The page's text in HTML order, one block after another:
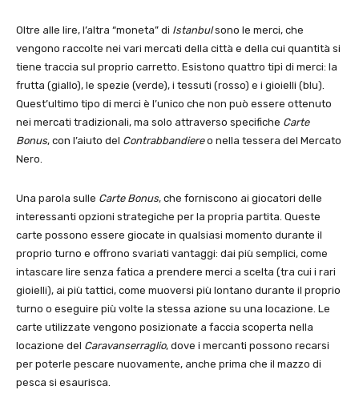
Oltre alle lire, l’altra “moneta” di Istanbulsono le merci, che
vengono raccolte nei vari mercati della città e della cui quantità si
tiene traccia sul proprio carretto. Esistono quattro tipi di merci: la
frutta (giallo), le spezie (verde), i tessuti (rosso) e i gioielli (blu).
Quest’ultimo tipo di merci è l’unico che non può essere ottenuto
nei mercati tradizionali, ma solo attraverso specifiche Carte
Bonus, con l’aiuto del Contrabbandiereo nella tessera del Mercato
Nero.
Una parola sulle Carte Bonus, che forniscono ai giocatori delle
interessanti opzioni strategiche per la propria partita. Queste
carte possono essere giocate in qualsiasi momento durante il
proprio turno e offrono svariati vantaggi: dai più semplici, come
intascare lire senza fatica a prendere merci a scelta (tra cui i rari
gioielli), ai più tattici, come muoversi più lontano durante il proprio
turno o eseguire più volte la stessa azione su una locazione. Le
carte utilizzate vengono posizionate a faccia scoperta nella
locazione del Caravanserraglio, dove i mercanti possono recarsi
per poterle pescare nuovamente, anche prima che il mazzo di
pesca si esaurisca.